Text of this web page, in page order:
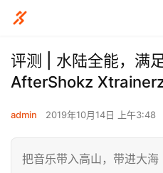
评测 | 水陆全能，满
AfterShokz
admin 2019年10月14日 上午3:48
把音乐带入高山，带进大海